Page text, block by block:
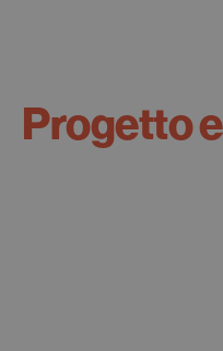
Progetto